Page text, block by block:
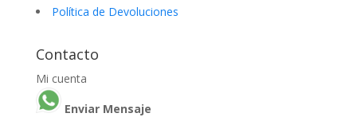
Política de Devoluciones
Contacto
Mi cuenta
Enviar Mensaje